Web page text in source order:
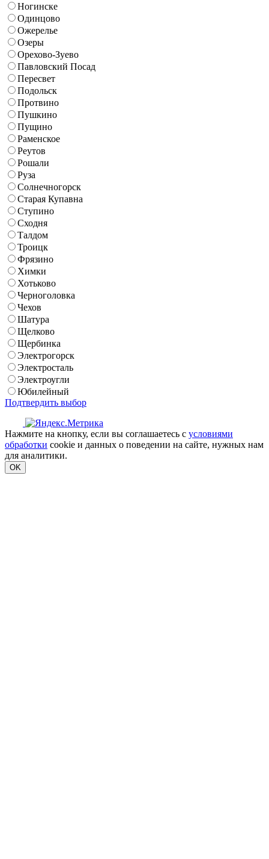
Ногинске
Одинцово
Ожерелье
Озеры
Орехово-Зуево
Павловский Посад
Пересвет
Подольск
Протвино
Пушкино
Пущино
Раменское
Реутов
Рошали
Руза
Солнечногорск
Старая Купавна
Ступино
Сходня
Талдом
Троицк
Фрязино
Химки
Хотьково
Черноголовка
Чехов
Шатура
Щелково
Щербинка
Электрогорск
Электросталь
Электроугли
Юбилейный
Подтвердить выбор
Нажмите на кнопку, если вы соглашаетесь с условиями
обработки cookie и данных о поведении на сайте, нужных нам
для аналитики.
OK